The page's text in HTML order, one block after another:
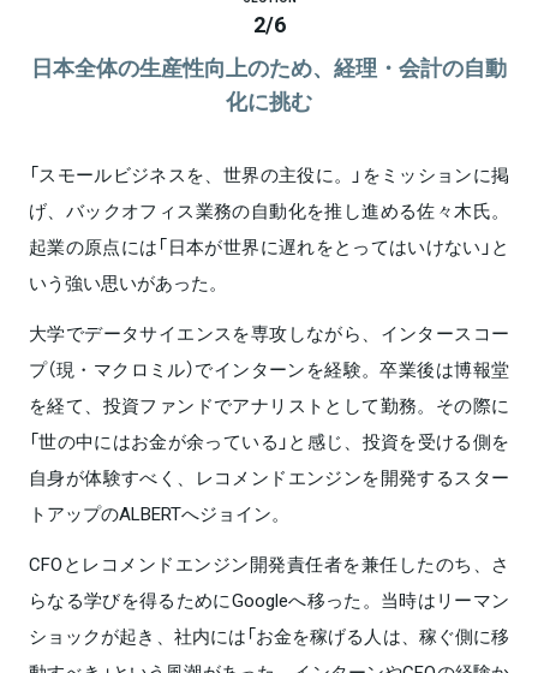
2/6
日本全体の生産性向上のため、経理・会計の自動
化に挑む
「スモールビジネスを、世界の主役に。」をミッションに掲
げ、バックオフィス業務の自動化を推し進める佐々木氏。
起業の原点には「日本が世界に遅れをとってはいけない」と
いう強い思いがあった。
大学でデータサイエンスを専攻しながら、インタースコー
プ（現・マクロミル）でインターンを経験。卒業後は博報堂
を経て、投資ファンドでアナリストとして勤務。その際に
「世の中にはお金が余っている」と感じ、投資を受ける側を
自身が体験すべく、レコメンドエンジンを開発するスター
トアップのALBERTへジョイン。
CFOとレコメンドエンジン開発責任者を兼任したのち、さ
らなる学びを得るためにGoogleへ移った。当時はリーマン
ショックが起き、社内には「お金を稼げる人は、稼ぐ側に移